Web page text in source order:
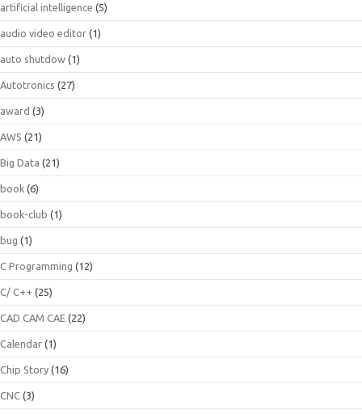
artificial intelligence (5)
audio video editor (1)
auto shutdow (1)
Autotronics (27)
award (3)
AWS (21)
Big Data (21)
book (6)
book-club (1)
bug (1)
C Programming (12)
C/ C++ (25)
CAD CAM CAE (22)
Calendar (1)
Chip Story (16)
CNC (3)